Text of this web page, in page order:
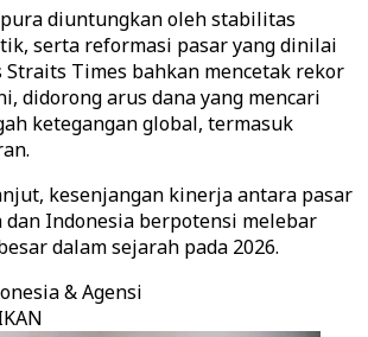
diuntungkan oleh stabilitas
serta reformasi pasar yang dinilai
Straits Times bahkan mencetak rekor
didorong arus dana yang mencari
ketegangan global, termasuk
kesenjangan kinerja antara pasar
dan Indonesia berpotensi melebar
dalam sejarah pada 2026.
& Agensi